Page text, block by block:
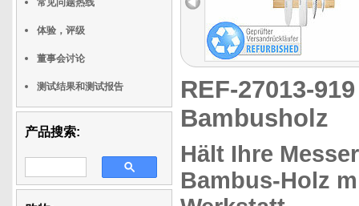
常见问题热线
体验，评级
董事会讨论
测试结果和测试报告
产品搜索:
REF-27013-
Bambusholz
Hält Ihre
Bambus-Holz